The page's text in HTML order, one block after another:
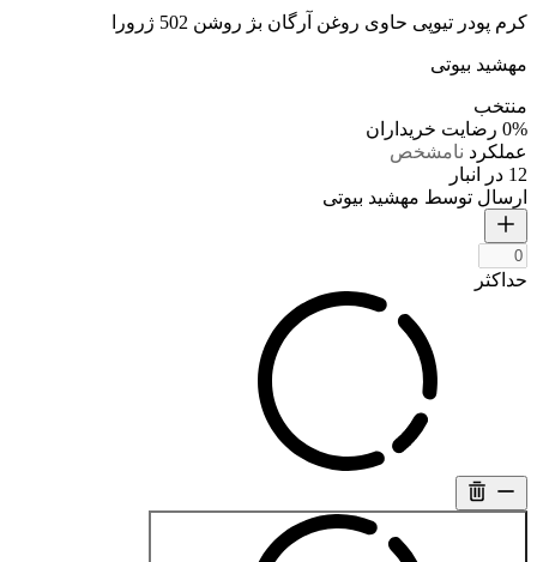
کرم پودر تیوپی حاوی روغن آرگان بژ روشن 502 ژرورا
مهشید بیوتی
منتخب
0% رضایت خریداران
عملکرد نامشخص
12 در انبار
ارسال توسط مهشید بیوتی
حداکثر